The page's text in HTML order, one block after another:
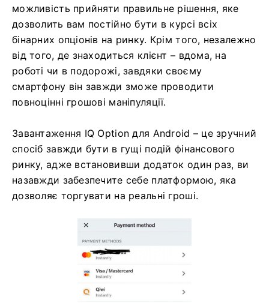
можливість прийняти правильне рішення, яке
дозволить вам постійно бути в курсі всіх
бінарних опціонів на ринку. Крім того, незалежно
від того, де знаходиться клієнт – вдома, на
роботі чи в подорожі, завдяки своєму
смартфону він завжди зможе проводити
повноцінні грошові маніпуляції.
Завантаження IQ Option для Android – це зручний
спосіб завжди бути в гущі подій фінансового
ринку, адже встановивши додаток один раз, ви
назавжди забезпечите себе платформою, яка
дозволяє торгувати на реальні гроші.